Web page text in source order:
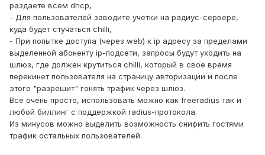
раздаете всем dhcp,
- Для пользователей заводите учетки на радиус-сервере,
куда будет стучаться chilli,
- При попытке доступа (через web) к ip адресу за пределами
выделенной абоненту ip-подсети, запросы будут уходить на
шлюз, где должен крутиться chilli, который в свое время
перекинет пользователя на страницу авторизации и после
этого "разрешит" гонять трафик через шлюз.
Все очень просто, использовать можно как freeradius так и
любой биллинг с поддержкой radius-протокола.
Из минусов можно выделить возможность снифить гостями
трафик остальных пользователей.